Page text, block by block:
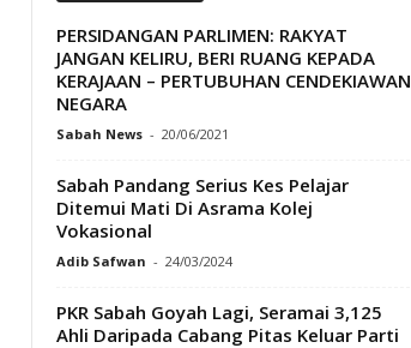
PERSIDANGAN PARLIMEN: RAKYAT
JANGAN KELIRU, BERI RUANG KEPADA
KERAJAAN – PERTUBUHAN CENDEKIAWAN
NEGARA
Sabah News - 20/06/2021
Sabah Pandang Serius Kes Pelajar
Ditemui Mati Di Asrama Kolej
Vokasional
Adib Safwan - 24/03/2024
PKR Sabah Goyah Lagi, Seramai 3,125
Ahli Daripada Cabang Pitas Keluar Parti